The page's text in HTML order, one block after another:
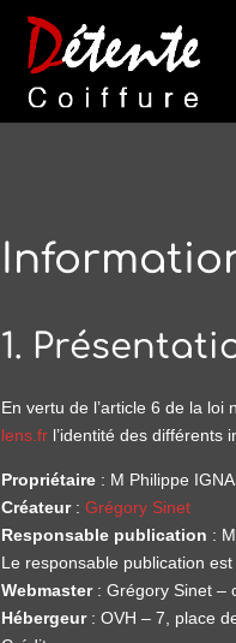
1.
En vertu de l’article 6 de la
lens.fr l’identité des différents
Propriétaire : M Philippe
Créateur:Grégory Sinet
Responsable publication :
Le responsable publication
Webmaster: Grégory Sinet –
Hébergeur: OVH – 7, place